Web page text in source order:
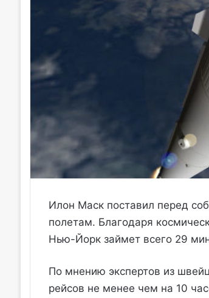
Илон Маск поставил перед
полетам. Благодаря
Нью-Йорк займет всего 29
По мнению экспертов из
рейсов не менее чем на 10